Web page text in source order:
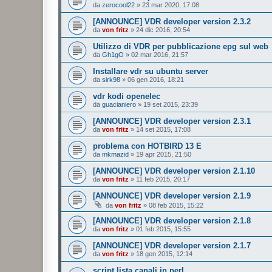
da zerocool22 » 23 mar 2020, 17:08
[ANNOUNCE] VDR developer version 2.3.2
da von fritz » 24 dic 2016, 20:54
Utilizzo di VDR per pubblicazione epg sul web
da Gh1gO » 02 mar 2016, 21:57
Installare vdr su ubuntu server
da sirk98 » 06 gen 2016, 18:21
vdr kodi openelec
da guacianiero » 19 set 2015, 23:39
[ANNOUNCE] VDR developer version 2.3.1
da von fritz » 14 set 2015, 17:08
problema con HOTBIRD 13 E
da mkmazid » 19 apr 2015, 21:50
[ANNOUNCE] VDR developer version 2.1.10
da von fritz » 11 feb 2015, 20:17
[ANNOUNCE] VDR developer version 2.1.9
da von fritz » 08 feb 2015, 15:22
[ANNOUNCE] VDR developer version 2.1.8
da von fritz » 01 feb 2015, 15:55
[ANNOUNCE] VDR developer version 2.1.7
da von fritz » 18 gen 2015, 12:14